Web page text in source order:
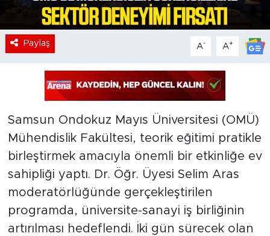
Paylaş A- A+
Samsun Ondokuz Mayıs Üniversitesi (OMÜ)
Mühendislik Fakültesi, teorik eğitimi pratikle
birleştirmek amacıyla önemli bir etkinliğe ev
sahipliği yaptı. Dr. Öğr. Üyesi Selim Aras
moderatörlüğünde gerçekleştirilen
programda, üniversite-sanayi iş birliğinin
artırılması hedeflendi. İki gün sürecek olan